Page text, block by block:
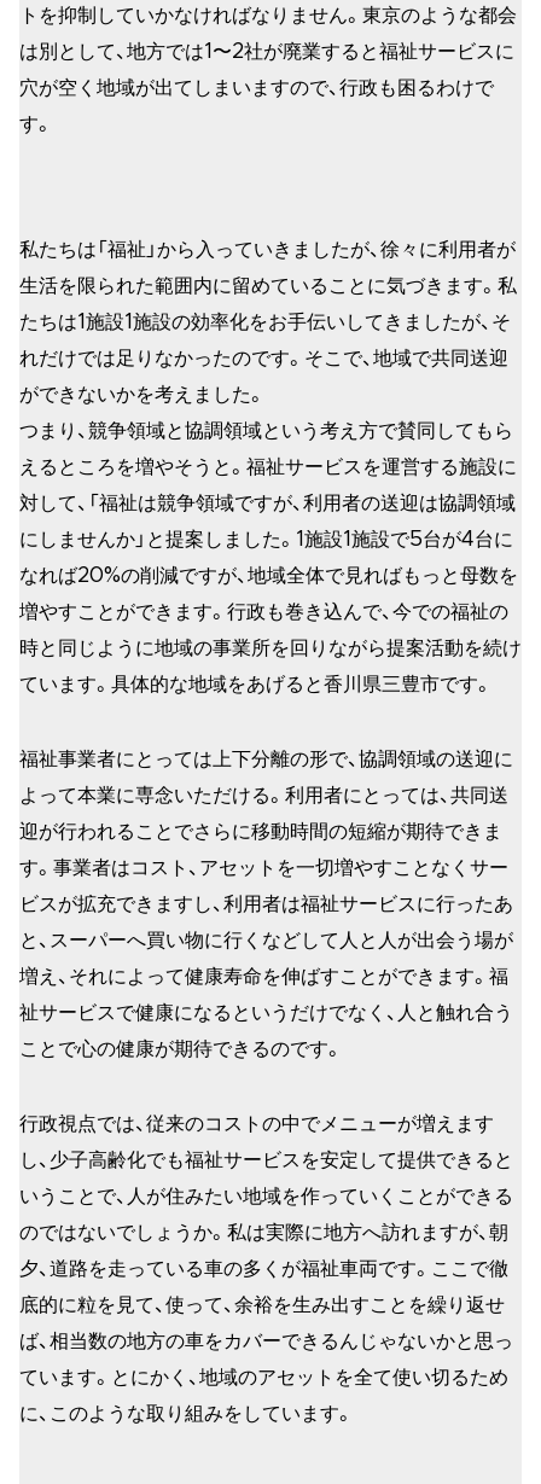
トを抑制していかなければなりません。東京のような都会
は別として、地方では1〜2社が廃業すると福祉サービスに
穴が空く地域が出てしまいますので、行政も困るわけで
す。
私たちは「福祉」から入っていきましたが、徐々に利用者が
生活を限られた範囲内に留めていることに気づきます。私
たちは1施設1施設の効率化をお手伝いしてきましたが、そ
れだけでは足りなかったのです。そこで、地域で共同送迎
ができないかを考えました。
つまり、競争領域と協調領域という考え方で賛同してもら
えるところを増やそうと。福祉サービスを運営する施設に
対して、「福祉は競争領域ですが、利用者の送迎は協調領域
にしませんか」と提案しました。1施設1施設で5台が4台に
なれば20%の削減ですが、地域全体で見ればもっと母数を
増やすことができます。行政も巻き込んで、今での福祉の
時と同じように地域の事業所を回りながら提案活動を続け
ています。具体的な地域をあげると香川県三豊市です。
福祉事業者にとっては上下分離の形で、協調領域の送迎に
よって本業に専念いただける。利用者にとっては、共同送
迎が行われることでさらに移動時間の短縮が期待できま
す。事業者はコスト、アセットを一切増やすことなくサー
ビスが拡充できますし、利用者は福祉サービスに行ったあ
と、スーパーへ買い物に行くなどして人と人が出会う場が
増え、それによって健康寿命を伸ばすことができます。福
祉サービスで健康になるというだけでなく、人と触れ合う
ことで心の健康が期待できるのです。
行政視点では、従来のコストの中でメニューが増えます
し、少子高齢化でも福祉サービスを安定して提供できると
いうことで、人が住みたい地域を作っていくことができる
のではないでしょうか。私は実際に地方へ訪れますが、朝
夕、道路を走っている車の多くが福祉車両です。ここで徹
底的に粒を見て、使って、余裕を生み出すことを繰り返せ
ば、相当数の地方の車をカバーできるんじゃないかと思っ
ています。とにかく、地域のアセットを全て使い切るため
に、このような取り組みをしています。